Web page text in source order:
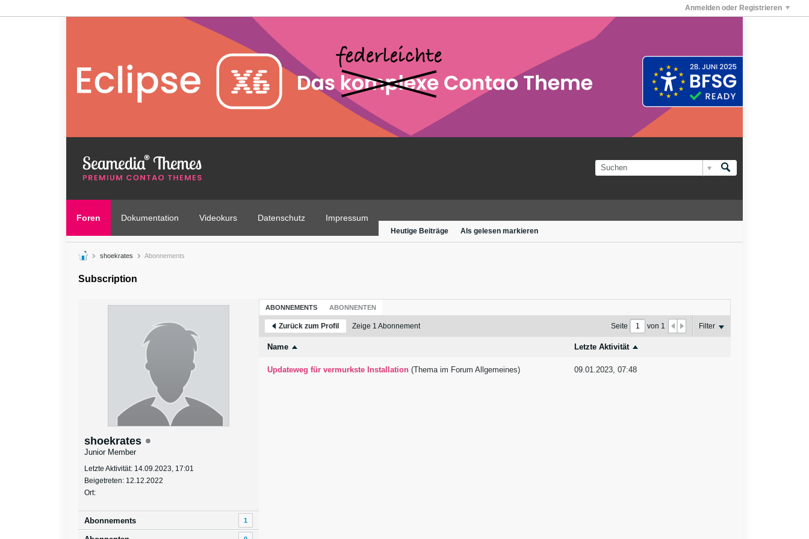
Anmelden oder Registrieren
Foren Dokumentation Videokurs Datenschutz Impressum
Heutige Beiträge Als gelesen markieren
shoekrates Abonnements
Subscription
shoekrates
Junior Member
Letzte Aktivität: 14.09.2023, 17:01
Beigetreten: 12.12.2022
Ort:
Abonnements 1
ABONNEMENTS ABONNENTEN
Zurück zum Profil Zeige 1 Abonnement Seite von 1 Filter
Name Letzte Aktivität
Updateweg für vermurkste Installation (Thema im Forum Allgemeines) 09.01.2023, 07:48